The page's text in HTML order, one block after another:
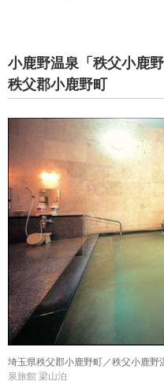
小鹿野温泉「秩父小鹿
秩父郡小鹿野町
埼玉県秩父郡小鹿野町／秩父小鹿野
泉旅館 梁山泊